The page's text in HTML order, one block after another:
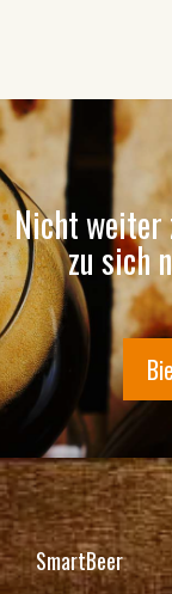
Nicht
zu sich
SmartBeer